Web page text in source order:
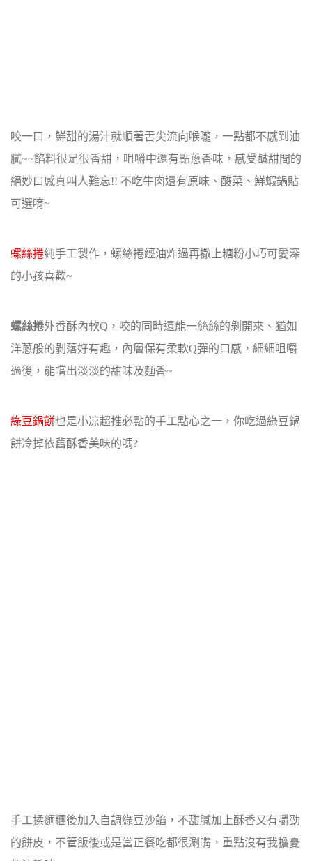
咬一口，鮮甜的湯汁就順著舌尖流向喉嚨，一點都不感到油
膩~~餡料很足很香甜，咀嚼中還有點蔥香味，感受鹹甜間的
絕妙口感真叫人難忘!! 不吃牛肉還有原味、酸菜、鮮蝦鍋貼
可選唷~
螺絲捲純手工製作，螺絲捲經油炸過再撒上糖粉小巧可愛深
的小孩喜歡~
螺絲捲外香酥內軟Q，咬的同時還能一絲絲的剝開來、猶如
洋蔥般的剝落好有趣， 內層保有柔軟Q彈的口感，細細咀嚼
過後，能嚐出淡淡的甜味及麵香~
綠豆鍋餅也是小凉超推必點的手工點心之一，你吃過綠豆鍋
餅冷掉依舊酥香美味的嗎?
手工揉麵糰後加入自調綠豆沙餡，不甜膩加上酥香又有嚼勁
的餅皮， 不管飯後或是當正餐吃都很涮嘴，重點沒有我擔憂